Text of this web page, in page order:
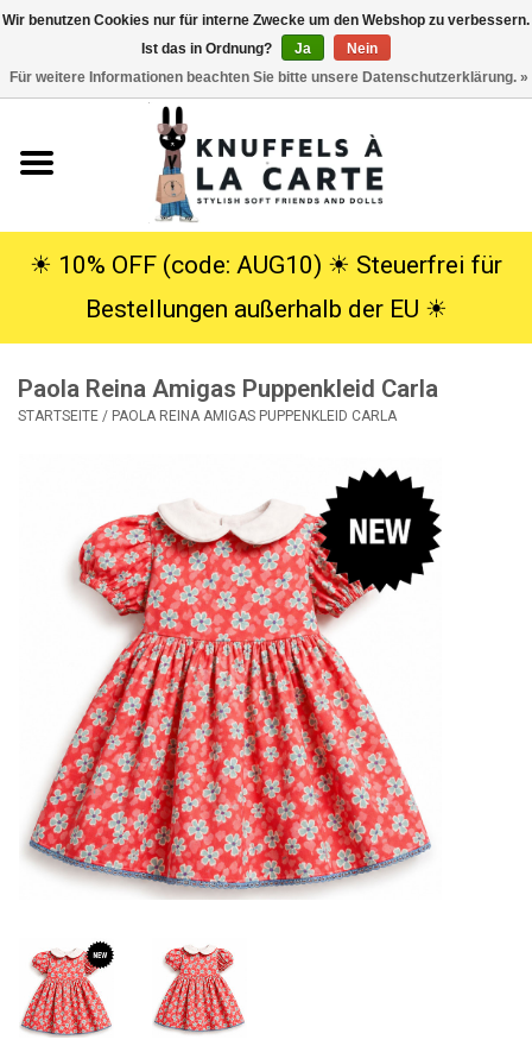
Kuscheltiere
SALE
Lookbooks
☀︎ 10% OFF (code: AUG10) ☀︎ Steuerfrei für
Bestellungen außerhalb der EU ☀︎
Paola Reina Amigas Puppenkleid Carla
STARTSEITE / PAOLA REINA AMIGAS PUPPENKLEID CARLA
Wir benutzen Cookies nur für interne Zwecke um den Webshop zu verbessern.
Ist das in Ordnung?
Ja
Nein
Für weitere Informationen beachten Sie bitte unsere Datenschutzerklärung. »